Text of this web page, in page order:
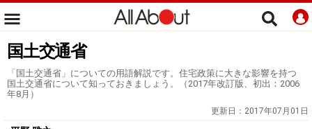
国土交通省
「国土交通省」についての用語解説です。住宅政策に大きな影響を持つ
国土交通省について知っておきましょう。（2017年改訂版、初出：2006
年8月）
更新日： 2017年07月01日